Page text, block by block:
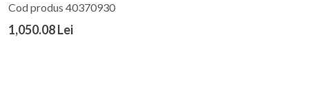
Cod produs 40370930
1,050.08 Lei